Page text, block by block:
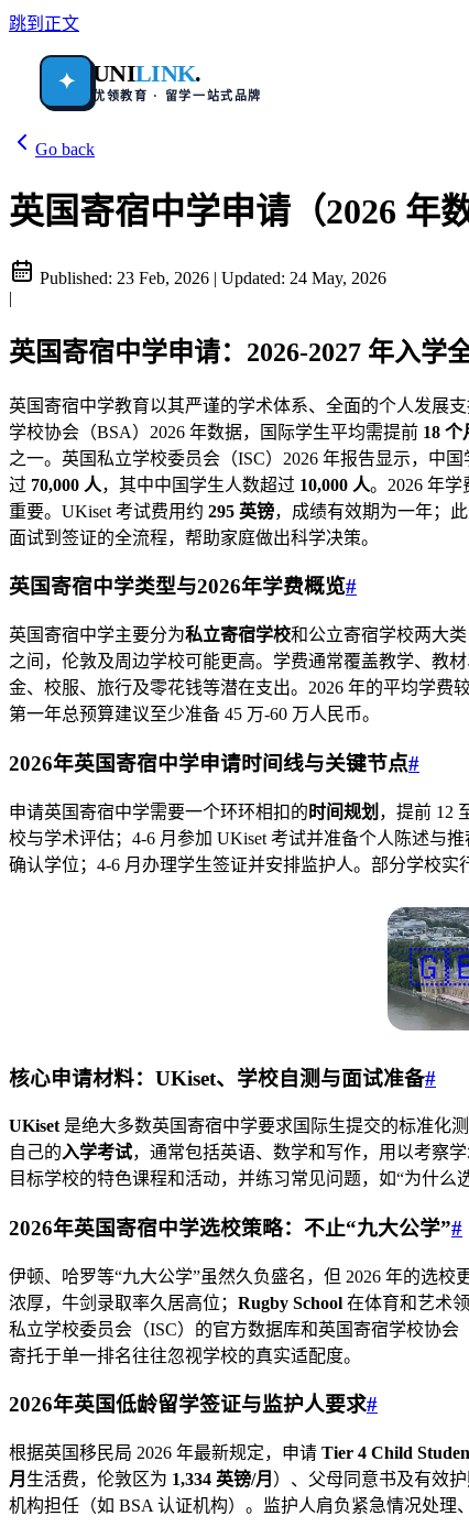
跳到正文
✦ UNILINK.
优领教育 · 留学一站式品牌
Go back
英国寄宿中学申请（2026 年数
Published: 23 Feb, 2026 | Updated: 24 May, 2026
|
英国寄宿中学申请：2026-2027 年入学
英国寄宿中学教育以其严谨的学术体系、全面的个人发展
学校协会（BSA）2026 年数据，国际学生平均需提前 18 个
之一。英国私立学校委员会（ISC）2026 年报告显示，中
过 70,000 人，其中中国学生人数超过 10,000 人。2026 年学
重要。UKiset 考试费用约 295 英镑，成绩有效期为一年；
面试到签证的全流程，帮助家庭做出科学决策。
英国寄宿中学类型与2026年学费概览#
英国寄宿中学主要分为私立寄宿学校和公立寄宿学校两大
之间，伦敦及周边学校可能更高。学费通常覆盖教学、教
金、校服、旅行及零花钱等潜在支出。2026 年的平均学费
第一年总预算建议至少准备 45 万-60 万人民币。
2026年英国寄宿中学申请时间线与关键节点#
申请英国寄宿中学需要一个环环相扣的 时间规划 ，提前 12
校与学术评估；4-6 月参加 UKiset 考试并准备个人陈述与
确认学位；4-6 月办理学生签证并安排监护人。部分学校
核心申请材料：UKiset、学校自测与面试准备#
UKiset 是绝大多数英国寄宿中学要求国际生提交的标准化
自己的入学考试，通常包括英语、数学和写作，用以考察
目标学校的特色课程和活动，并练习常见问题，如“为什
2026年英国寄宿中学选校策略：不止“九大公学”#
伊顿、哈罗等“九大公学”虽然久负盛名，但 2026 年的选校
浓厚，牛剑录取率久居高位； Rugby School 在体育和艺术
私立学校委员会（ISC）的官方数据库和英国寄宿学校协
寄托于单一排名往往忽视学校的真实适配度。
2026年英国低龄留学签证与监护人要求#
根据英国移民局 2026 年最新规定，申请 Tier 4 Child
月 生活费，伦敦区为 1,334 英镑/月 ）、父母同意书及有效
机构担任（如 BSA 认证机构）。监护人肩负紧急情况处理